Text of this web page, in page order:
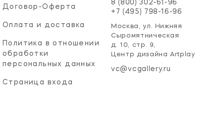
Договор-Оферта
Оплата и доставка
Политика в отношении
обработки
персональных данных
Страница входа
8 (800) 302-61-96
+7 (495) 798-16-96
Москва, ул. Нижняя
Сыромятническая
д. 10, стр. 9,
Центр дизайна Artplay
vc@vcgallery.ru